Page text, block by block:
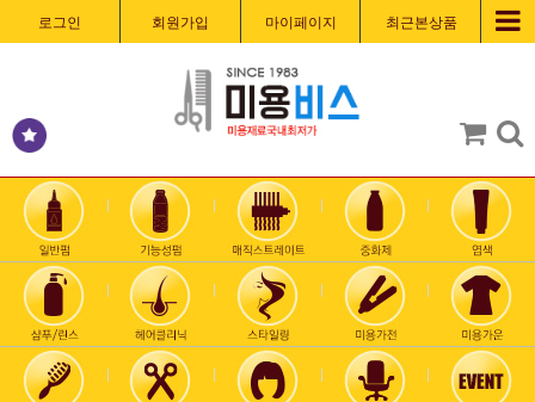
로그인 회원가입 마이페이지 최근본상품